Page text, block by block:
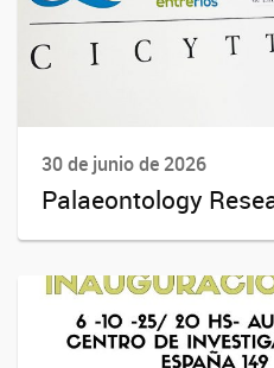
30 de junio de 2026
Palaeontology